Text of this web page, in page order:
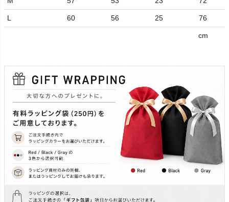
L 60 56 25 76
cm